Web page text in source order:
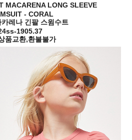
MACARENA LONG SLEEVE
- CORAL
레나 긴팔 스윔수트
1905.37
품교환,환불불가